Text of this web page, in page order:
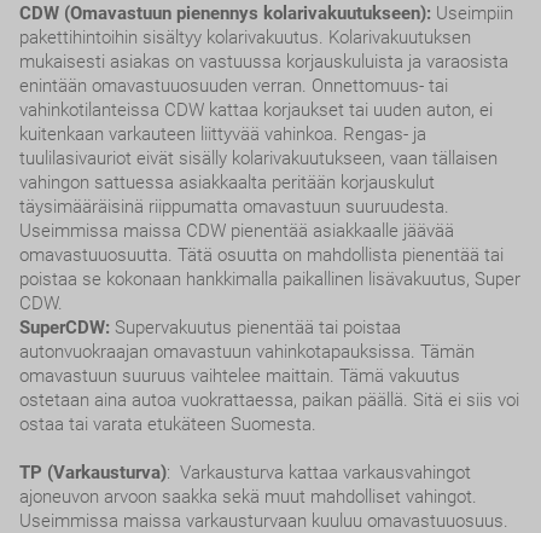
CDW (Omavastuun pienennys kolarivakuutukseen): Useimpiin
pakettihintoihin sisältyy kolarivakuutus. Kolarivakuutuksen
mukaisesti asiakas on vastuussa korjauskuluista ja varaosista
enintään omavastuuosuuden verran. Onnettomuus- tai
vahinkotilanteissa CDW kattaa korjaukset tai uuden auton, ei
kuitenkaan varkauteen liittyvää vahinkoa. Rengas- ja
tuulilasivauriot eivät sisälly kolarivakuutukseen, vaan tällaisen
vahingon sattuessa asiakkaalta peritään korjauskulut
täysimääräisinä riippumatta omavastuun suuruudesta.
Useimmissa maissa CDW pienentää asiakkaalle jäävää
omavastuuosuutta. Tätä osuutta on mahdollista pienentää tai
poistaa se kokonaan hankkimalla paikallinen lisävakuutus, Super
CDW.
SuperCDW: Supervakuutus pienentää tai poistaa
autonvuokraajan omavastuun vahinkotapauksissa. Tämän
omavastuun suuruus vaihtelee maittain. Tämä vakuutus
ostetaan aina autoa vuokrattaessa, paikan päällä. Sitä ei siis voi
ostaa tai varata etukäteen Suomesta.
TP (Varkausturva): Varkausturva kattaa varkausvahingot
ajoneuvon arvoon saakka sekä muut mahdolliset vahingot.
Useimmissa maissa varkausturvaan kuuluu omavastuuosuus.